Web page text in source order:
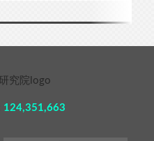
124,351,663